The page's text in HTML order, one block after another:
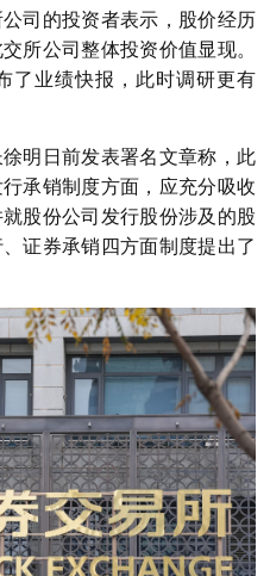
司的投资者表示，股价经历
所公司整体投资价值显现。
了业绩快报，此时调研更有
明日前发表署名文章称，此
承销制度方面，应充分吸收
股份公司发行股份涉及的股
证券承销四方面制度提出了